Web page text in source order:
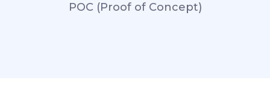
POC (Proof of Concept)